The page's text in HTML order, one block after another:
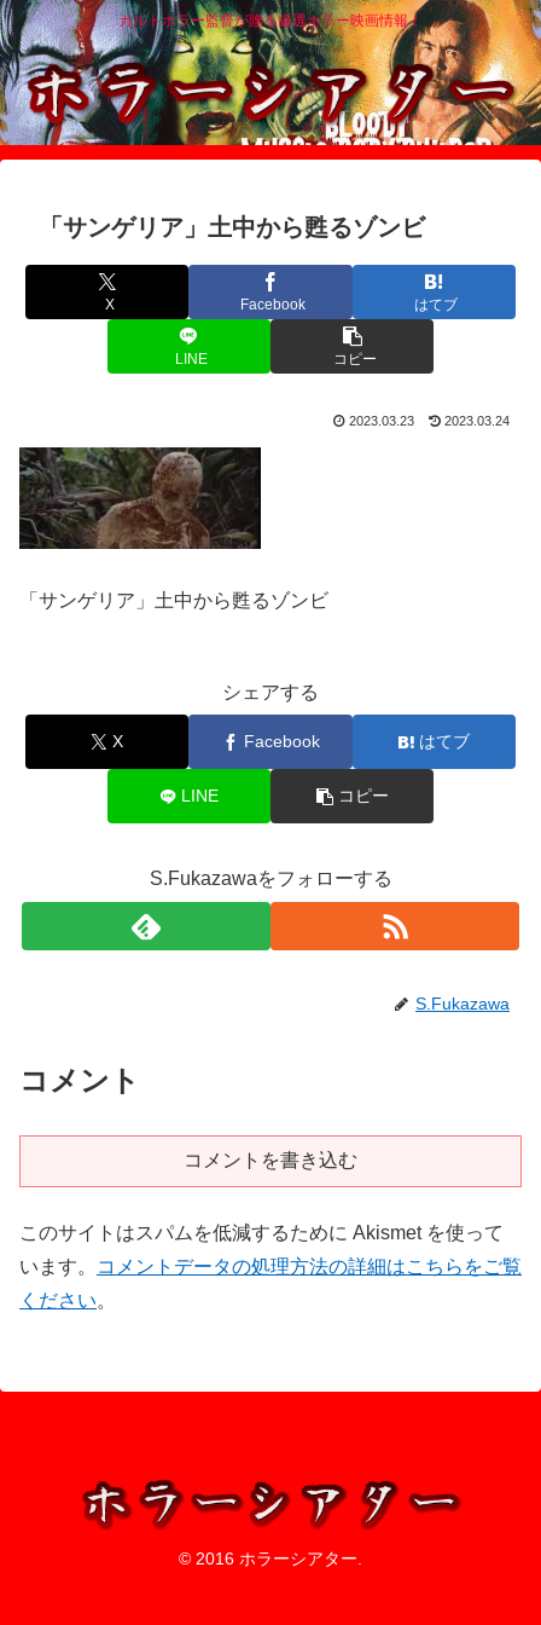
カルトホラー監督が贈る厳選ホラー映画情報！
「サンゲリア」土中から甦るゾンビ
X Facebook はてブ
LINE コピー
2023.03.23 2023.03.24
「サンゲリア」土中から甦るゾンビ
シェアする
X Facebook はてブ
LINE コピー
S.Fukazawaをフォローする
S.Fukazawa
コメント
コメントを書き込む
このサイトはスパムを低減するために Akismet を使って
います。
コメントデータの処理方法の詳細はこちらをご覧
ください。
© 2016 ホラーシアター.